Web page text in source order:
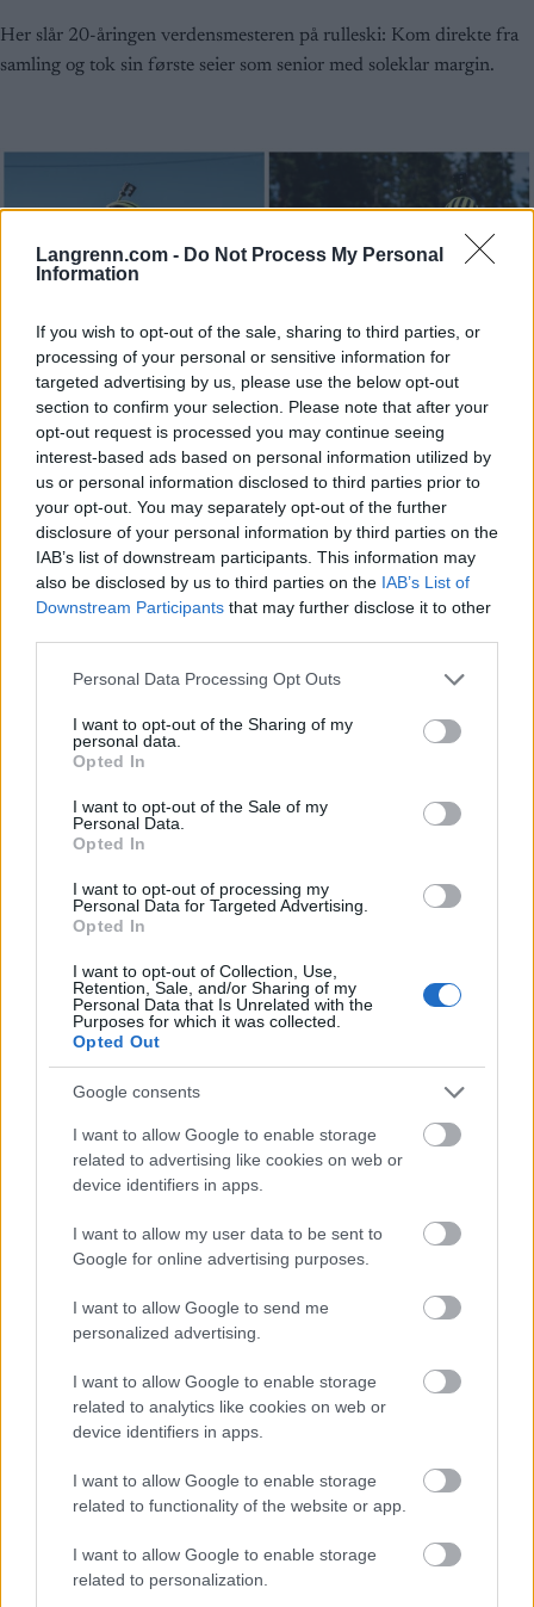
Langrenn.com - Do Not Process My Personal
Information
If you wish to opt-out of the sale, sharing to third parties, or
processing of your personal or sensitive information for
targeted advertising by us, please use the below opt-out
section to confirm your selection. Please note that after your
opt-out request is processed you may continue seeing
interest-based ads based on personal information utilized by
us or personal information disclosed to third parties prior to
your opt-out. You may separately opt-out of the further
disclosure of your personal information by third parties on the
IAB’s list of downstream participants. This information may
also be disclosed by us to third parties on the IAB’s List of
Downstream Participants that may further disclose it to other
Please note that this website/app uses one or more Google
not limited to your visit or usage behaviour. You may click to
grant or deny consent to Google and its third-party tags to
use your data for below specified purposes in below Google
consent section.
Personal Data Processing Opt Outs
I want to opt-out of the Sharing of my
personal data.
Opted In
I want to opt-out of the Sale of my
Personal Data.
Opted In
I want to opt-out of processing my
Personal Data for Targeted Advertising.
Opted In
I want to opt-out of Collection, Use,
Retention, Sale, and/or Sharing of my
Personal Data that Is Unrelated with the
Purposes for which it was collected.
Opted Out
Google consents
I want to allow Google to enable storage
related to advertising like cookies on web or
device identifiers in apps.
I want to allow my user data to be sent to
Google for online advertising purposes.
I want to allow Google to send me
personalized advertising.
I want to allow Google to enable storage
related to analytics like cookies on web or
device identifiers in apps.
I want to allow Google to enable storage
related to functionality of the website or app.
I want to allow Google to enable storage
related to personalization.
Her slår 20-åringen verdensmesteren på rulleski: Kom direkte fra
samling og tok sin første seier som senior med soleklar margin.
Rulleski
Elvira Öberg og Martin Ponsiluoma
tok tre SM-gull på tre dager
mesterskapet i sommerskiskyting i helga: de vant rubbel og bit fra
første til siste dag i Östersund.
Langrenn Allround
Erik Silfver og Simon Karlsson vant
SM-lagsprinten
INGEBORG SCHEVE 21.04.2022
Erik Silfver forsvarte lagsprintgullet i det svenske mesterskapet,
men hele elitefeltet var nær ved å bli slått av 16-åringen Alvar